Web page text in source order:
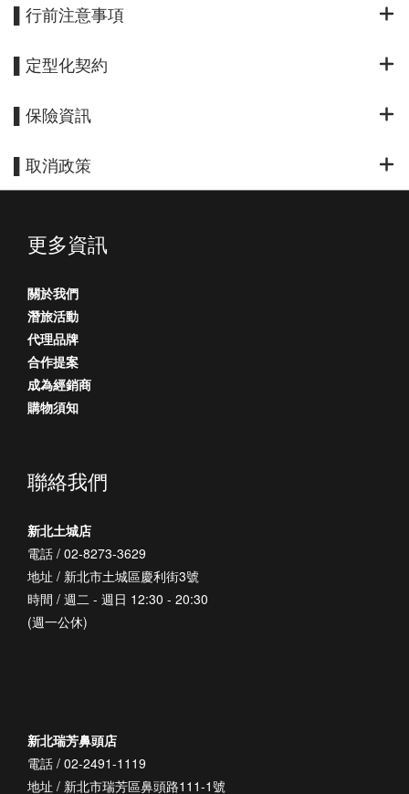
▌行前注意事項
▌定型化契約
▌保險資訊
▌取消政策
更多資訊
關於我們
潛旅活動
代理品牌
合作提案
成為經銷商
購物須知
聯絡我們
新北土城店
電話 / 02-8273-3629
地址 / 新北市土城區慶利街3號
時間 / 週二 - 週日 12:30 - 20:30
(週一公休)
新北瑞芳鼻頭店
電話 / 02-2491-1119
地址 / 新北市瑞芳區鼻頭路111-1號